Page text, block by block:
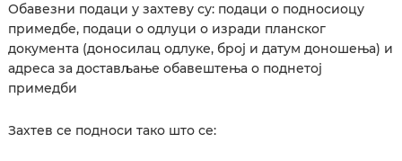
Обавезни подаци у захтеву су: подаци о подносиоцу
примедбе, подаци о одлуци о изради планског
документа (доносилац одлуке, број и датум доношења) и
адреса за достављање обавештења о поднетој
примедби
Захтев се подноси тако што се: